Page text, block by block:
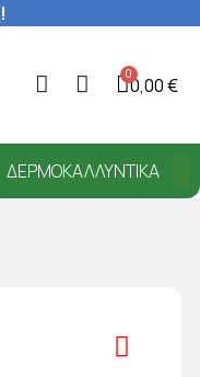
!
0,00 €
ΔΕΡΜΟΚΑΛΛΥΝΤΙΚΆ